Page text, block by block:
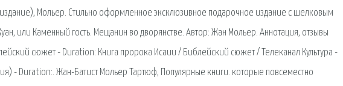
Мольер. Стильно оформленное эксклюзивное подарочное издание с шелковым
или Каменный гость. Мещанин во дворянстве. Автор: Жан Мольер. Аннотация, отзывы
сюжет - Duration: Книга пророка Исаии / Библейский сюжет / Телеканал Культура -
- Duration:. Жан-Батист Мольер Тартюф, Популярные книги. которые повсеместно